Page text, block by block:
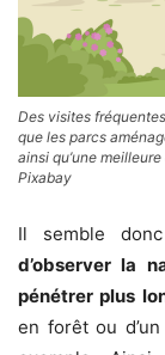
Des visites
que les parcs
ainsi qu’une
Pixabay
Il semble
d’observer la
pénétrer plus
en forêt ou